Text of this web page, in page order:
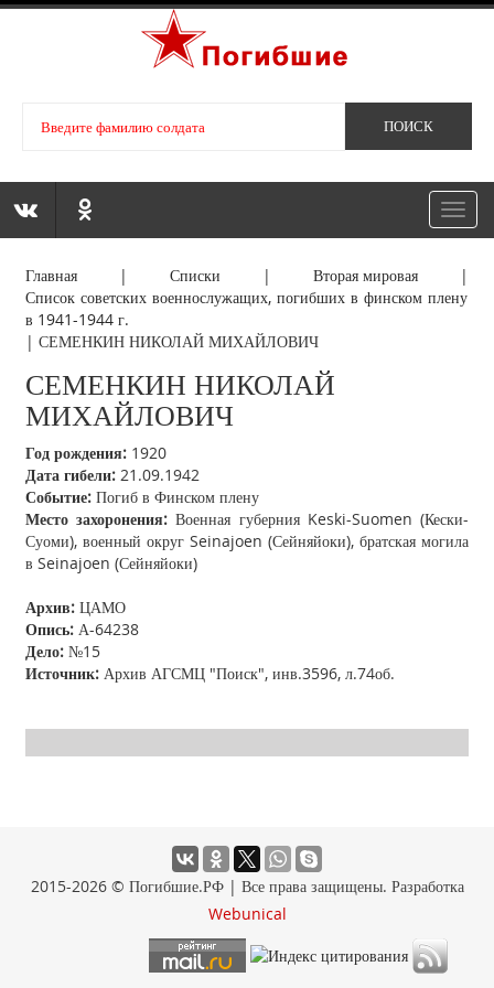
Главная |Списки | Вторая мировая|
Список советских военнослужащих, погибших в финском плену
в 1941-1944 г.
|СЕМЕНКИН НИКОЛАЙ МИХАЙЛОВИЧ
СЕМЕНКИН НИКОЛАЙ
МИХАЙЛОВИЧ
Год рождения: 1920
Дата гибели: 21.09.1942
Событие: Погиб в Финском плену
Место захоронения: Военная губерния Keski-Suomen (Кески-
Суоми), военный округ Seinajoen (Сейняйоки), братская могила
в Seinajoen (Сейняйоки)
Архив: ЦАМО
Опись: А-64238
Дело: №15
Источник: Архив АГСМЦ "Поиск", инв.3596, л.74об.
2015-2026 © Погибшие.РФ | Все права защищены. Разработка
Webunical